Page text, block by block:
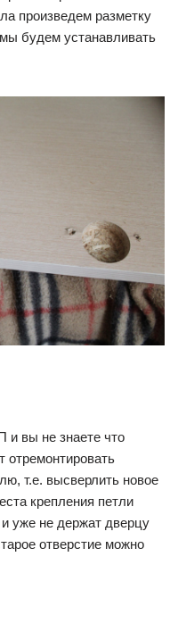
произведем разметку
будем устанавливать
и вы не знаете что
отремонтировать
т.е. высверлить новое
крепления петли
уже не держат дверцу
отверстие можно